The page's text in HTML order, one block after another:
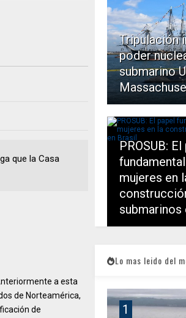
que la Casa
a esta
de Norteamérica,
de
Tripulación
poder
submarino
PROSUB:
mujeres en
submarinos
Lo mas leido del
1